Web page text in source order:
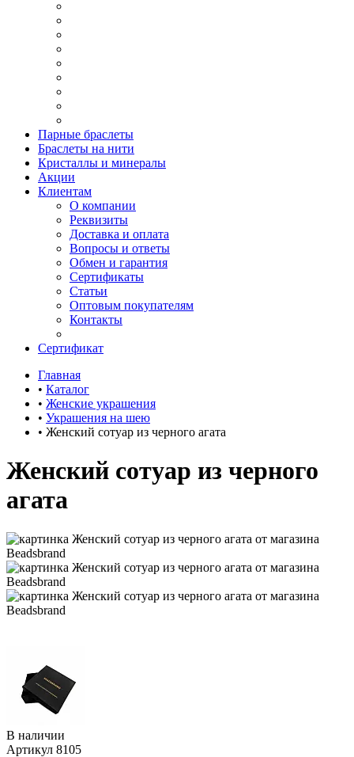
Парные браслеты
Браслеты на нити
Кристаллы и минералы
Акции
Клиентам
О компании
Реквизиты
Доставка и оплата
Вопросы и ответы
Обмен и гарантия
Сертификаты
Статьи
Оптовым покупателям
Контакты
Сертификат
Главная
• Каталог
• Женские украшения
• Украшения на шею
• Женский сотуар из черного агата
Женский сотуар из черного
агата
В наличии
Артикул 8105